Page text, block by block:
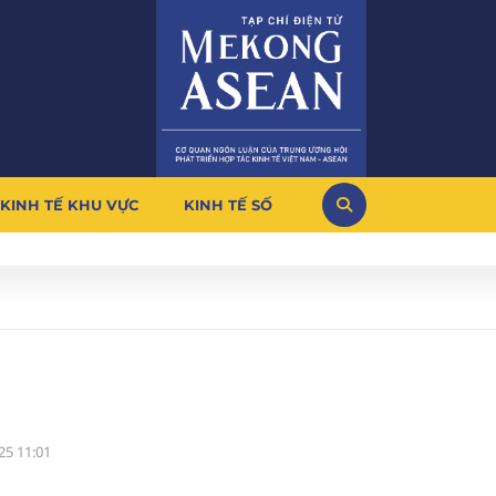
KINH TẾ KHU VỰC KINH TẾ SỐ
11:01